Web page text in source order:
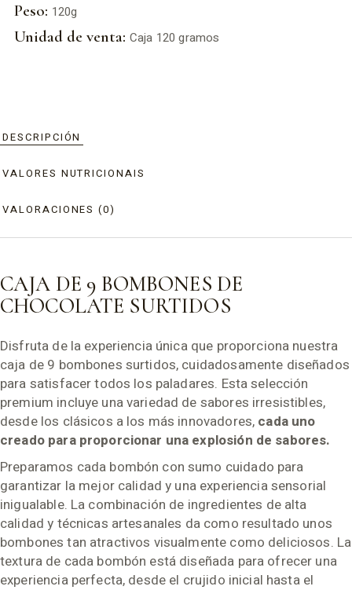
Peso: 120g
Unidad de venta: Caja 120 gramos
DESCRIPCIÓN
VALORES NUTRICIONAIS
VALORACIONES (0)
CAJA DE 9 BOMBONES DE
CHOCOLATE SURTIDOS
Disfruta de la experiencia única que proporciona nuestra
caja de 9 bombones surtidos, cuidadosamente diseñados
para satisfacer todos los paladares. Esta selección
premium incluye una variedad de sabores irresistibles,
desde los clásicos a los más innovadores, cada uno
creado para proporcionar una explosión de sabores.
Preparamos cada bombón con sumo cuidado para
garantizar la mejor calidad y una experiencia sensorial
inigualable. La combinación de ingredientes de alta
calidad y técnicas artesanales da como resultado unos
bombones tan atractivos visualmente como deliciosos. La
textura de cada bombón está diseñada para ofrecer una
experiencia perfecta, desde el crujido inicial hasta el